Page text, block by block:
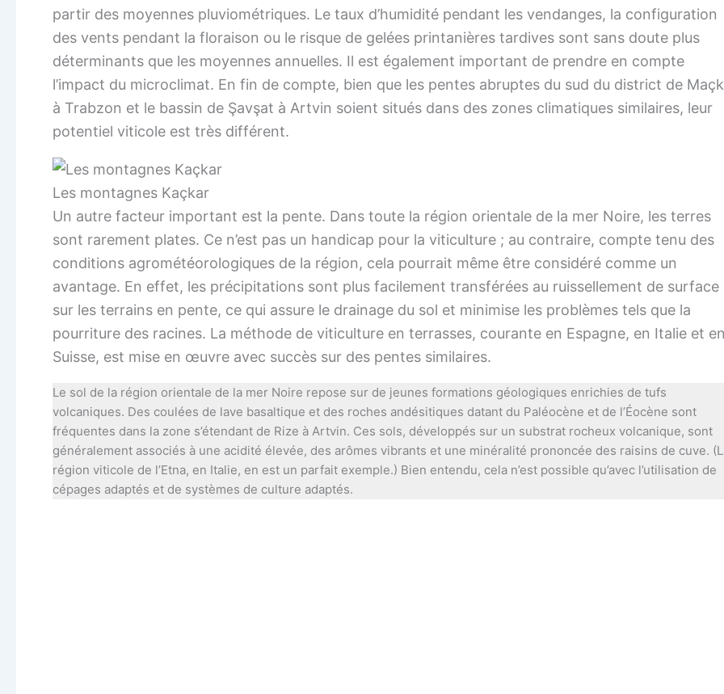
partir des moyennes pluviométriques. Le taux d’humidité pendant les vendanges, la configuration
des vents pendant la floraison ou le risque de gelées printanières tardives sont sans doute plus
déterminants que les moyennes annuelles. Il est également important de prendre en compte
l’impact du microclimat. En fin de compte, bien que les pentes abruptes du sud du district de
à Trabzon et le bassin de Şavşat à Artvin soient situés dans des zones climatiques similaires, leur
potentiel viticole est très différent.
Les montagnes Kaçkar
Un autre facteur important est la pente. Dans toute la région orientale de la mer Noire, les terres
sont rarement plates. Ce n’est pas un handicap pour la viticulture ; au contraire, compte tenu des
conditions agrométéorologiques de la région, cela pourrait même être considéré comme un
avantage. En effet, les précipitations sont plus facilement transférées au ruissellement de surface
sur les terrains en pente, ce qui assure le drainage du sol et minimise les problèmes tels que la
pourriture des racines. La méthode de viticulture en terrasses, courante en Espagne, en Italie et
Suisse, est mise en œuvre avec succès sur des pentes similaires.
Le sol de la région orientale de la mer Noire repose sur de jeunes formations géologiques enrichies de tufs
volcaniques. Des coulées de lave basaltique et des roches andésitiques datant du Paléocène et de l’Éocène sont
fréquentes dans la zone s’étendant de Rize à Artvin. Ces sols, développés sur un substrat rocheux volcanique, sont
généralement associés à une acidité élevée, des arômes vibrants et une minéralité prononcée des raisins de cuve.
région viticole de l’Etna, en Italie, en est un parfait exemple.) Bien entendu, cela n’est possible qu’avec l’utilisation de
cépages adaptés et de systèmes de culture adaptés.